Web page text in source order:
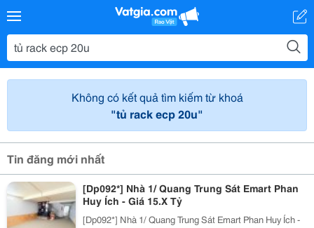
Không có kết quả tìm kiếm từ khoá
"tủ rack ecp 20u"
Tin đăng mới nhất
[Dp092*] Nhà 1/ Quang Trung Sát Emart Phan
Huy Ích - Giá 15.X Tỷ
[Dp092*] Nhà 1/ Quang Trung Sát Emart Phan Huy Ích -